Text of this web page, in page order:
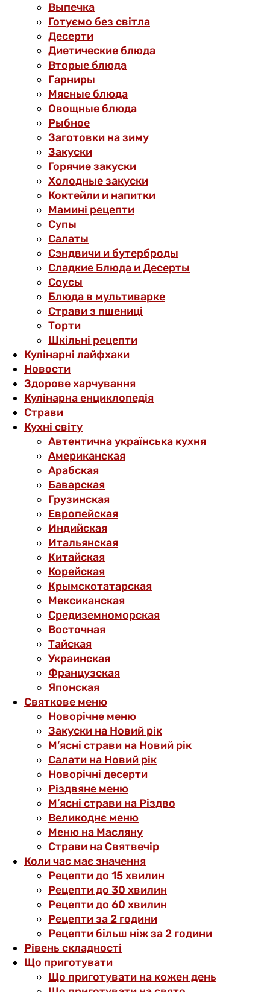
Выпечка
Готуємо без світла
Десерти
Диетические блюда
Вторые блюда
Гарниры
Мясные блюда
Овощные блюда
Рыбное
Заготовки на зиму
Закуски
Горячие закуски
Холодные закуски
Коктейли и напитки
Мамині рецепти
Супы
Салаты
Сэндвичи и бутерброды
Сладкие Блюда и Десерты
Соусы
Блюда в мультиварке
Страви з пшениці
Торти
Шкільні рецепти
Кулінарні лайфхаки
Новости
Здорове харчування
Кулінарна енциклопедія
Страви
Кухні світу
Автентична українська кухня
Американская
Арабская
Баварская
Грузинская
Европейская
Индийская
Итальянская
Китайская
Корейская
Крымскотатарская
Мексиканская
Средиземноморская
Восточная
Тайская
Украинская
Французская
Японская
Святкове меню
Новорічне меню
Закуски на Новий рік
М’ясні страви на Новий рік
Салати на Новий рік
Новорічні десерти
Різдвяне меню
М’ясні страви на Різдво
Великоднє меню
Меню на Масляну
Страви на Святвечір
Коли час має значення
Рецепти до 15 хвилин
Рецепти до 30 хвилин
Рецепти до 60 хвилин
Рецепти за 2 години
Рецепти більш ніж за 2 години
Рівень складності
Що приготувати
Що приготувати на кожен день